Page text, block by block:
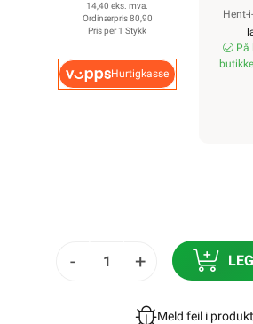
14,40 eks. mva.
Ordinærpris 80,90
Pris per 1 Stykk
Hurtigkasse
Hent-
På
- +
Meld feil i